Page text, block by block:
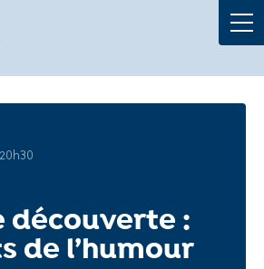
découverte :
de l’humour
La Mairie
Au quotidien
Culture et loisirs